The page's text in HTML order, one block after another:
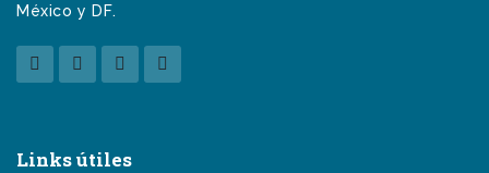
México y DF.
Links útiles